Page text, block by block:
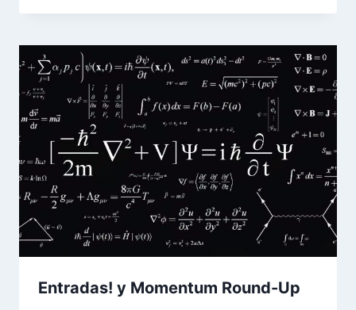
Entradas! y Momentum Round-Up